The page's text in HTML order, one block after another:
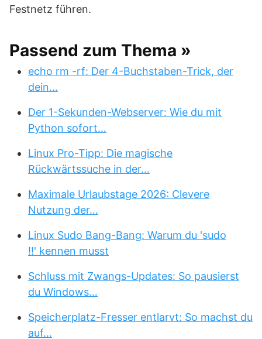
Festnetz führen.
Passend zum Thema »
echo rm -rf: Der 4-Buchstaben-Trick, der
dein…
Der 1-Sekunden-Webserver: Wie du mit
Python sofort…
Linux Pro-Tipp: Die magische
Rückwärtssuche in der…
Maximale Urlaubstage 2026: Clevere
Nutzung der…
Linux Sudo Bang-Bang: Warum du 'sudo
!!' kennen musst
Schluss mit Zwangs-Updates: So pausierst
du Windows…
Speicherplatz-Fresser entlarvt: So machst du
auf…